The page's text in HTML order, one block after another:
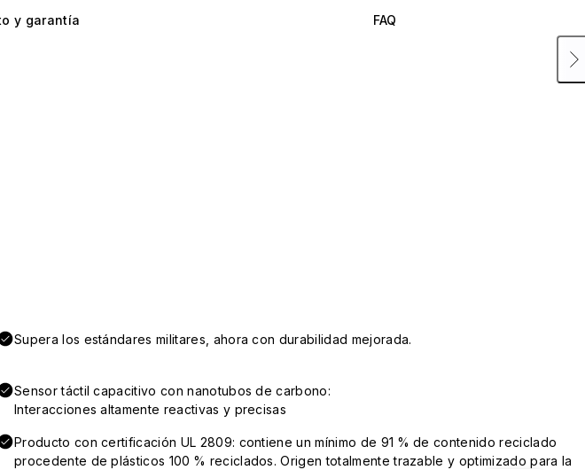
y garantía FAQ
Supera los estándares militares, ahora con durabilidad mejorada.
Sensor táctil capacitivo con nanotubos de carbono:
Interacciones altamente reactivas y precisas
Producto con certificación UL 2809: contiene un mínimo de 91 % de contenido reciclado
procedente de plásticos 100 % reciclados. Origen totalmente trazable y optimizado para la